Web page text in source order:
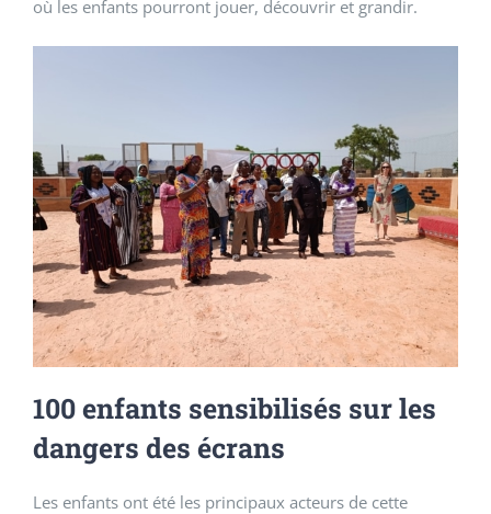
où les enfants pourront jouer, découvrir et grandir.
100 enfants sensibilisés sur les
dangers des écrans
Les enfants ont été les principaux acteurs de cette